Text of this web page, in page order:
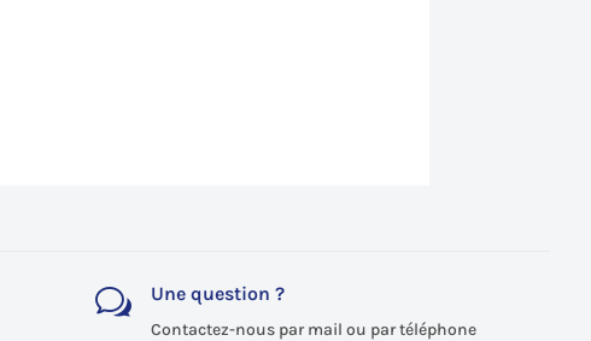
w Une question ?
Contactez-nous par mail ou par téléphone